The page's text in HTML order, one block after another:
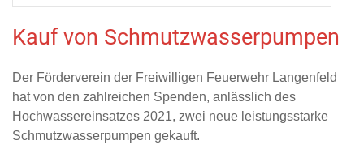
Kauf von Schmutzwasserpumpen
Der Förderverein der Freiwilligen Feuerwehr Langenfeld
hat von den zahlreichen Spenden, anlässlich des
Hochwassereinsatzes 2021, zwei neue leistungsstarke
Schmutzwasserpumpen gekauft.